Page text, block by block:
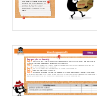
Verwerkingsopdracht Uitleg
Stappenplan onderzoekje
Stap 1:Schrijf op een blaadje welk vrijwilligerswerk kinderen kunnen doen. Zoek eventueel op
internet naar meer voorbeelden. Bedenk er minimaal vijf.
Stap 2:Maak een vragenlijst. Daarin vraag je je klasgenoten welk vrijwilligerswerk zij doen. Ze
kunnen per klusje kiezen uit: ja of nee.
Stap 3:Stel jullie vragen aan je klasgenoten en noteer de antwoorden.
Stap 4:Teken een tabel zoals hieronder.
Stap 5: Tel voor elk antwoord hoe vaak het voorkomt. Bij totaal moet telkens hetzelfde cijfer staan
(het aantal leerlingen in de klas). Klaar? Dan kun je zien welk vrijwilligerswerk het meest wordt
gedaan (de meeste ja's). En welk vrijwilligerswerk bijna niet wordt gedaan.